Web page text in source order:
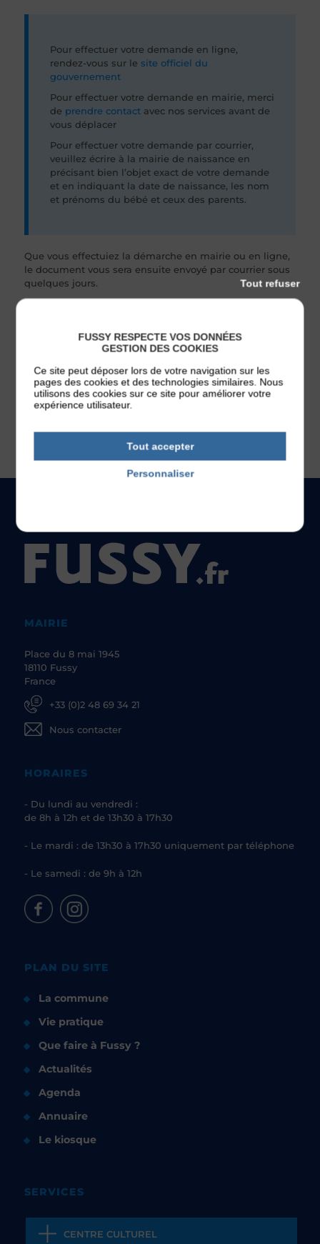
Pour effectuer votre demande en ligne,
rendez-vous sur le site officiel du
gouvernement
Pour effectuer votre demande en mairie, merci
de prendre contact avec nos services avant de
vous déplacer
Pour effectuer votre demande par courrier,
veuillez écrire à la mairie de naissance en
précisant bien l’objet exact de votre demande
et en indiquant la date de naissance, les nom
et prénoms du bébé et ceux des parents.
Que vous effectuiez la démarche en mairie ou en ligne,
le document vous sera ensuite envoyé par courrier sous
quelques jours.
MAIRIE
Place du 8 mai 1945
18110 Fussy
France
+33 (0)2 48 69 34 21
Nous contacter
HORAIRES
- Du lundi au vendredi :
de 8h à 12h et de 13h30 à 17h30
- Le mardi : de 13h30 à 17h30 uniquement par téléphone
- Le samedi : de 9h à 12h
PLAN DU SITE
La commune
Vie pratique
Que faire à Fussy ?
Actualités
Agenda
Annuaire
Le kiosque
SERVICES
CENTRE CULTUREL
FUSSY RESPECTE VOS DONNÉES
GESTION DES COOKIES
Ce site peut déposer lors de votre navigation sur les
pages des cookies et des technologies similaires. Nous
utilisons des cookies sur ce site pour améliorer votre
expérience utilisateur.
Tout accepter
Tout refuser
Personnaliser